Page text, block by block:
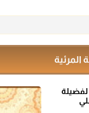
الشمراني
ولا مبسوطتين أربع
المرئية